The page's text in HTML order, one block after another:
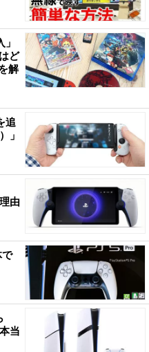
ど
解
追
」
由
で
当